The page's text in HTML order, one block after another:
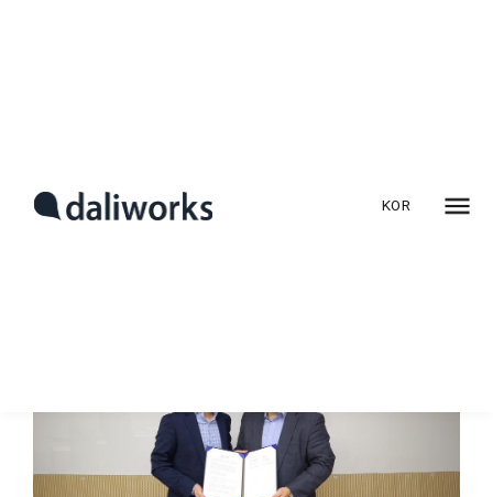
사물인터넷 서비스의
클라우드 사업 확대를 위한
KOR